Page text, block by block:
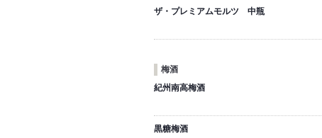
ザ・プレミアムモルツ 中瓶
梅酒
紀州南高梅酒
黒糖梅酒